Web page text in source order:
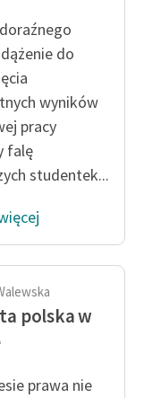
do
wyników
pracy
falę
studentek...
polska w
prawa nie